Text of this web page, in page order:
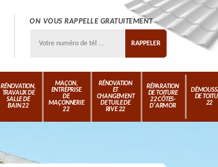
ON VOUS RAPPELLE GRATUITEMENT
RÉNOVATION,
TRAVAUX DE
SALLE DE
BAIN 22
MAÇON,
ENTREPRISE
DE
MAÇONNERIE
22
RÉNOVATION
ET
CHANGEMENT
DE TUILE DE
RIVE 22
RÉPARATION
DE TOITURE
22 CÔTES-
D'ARMOR
DE
22